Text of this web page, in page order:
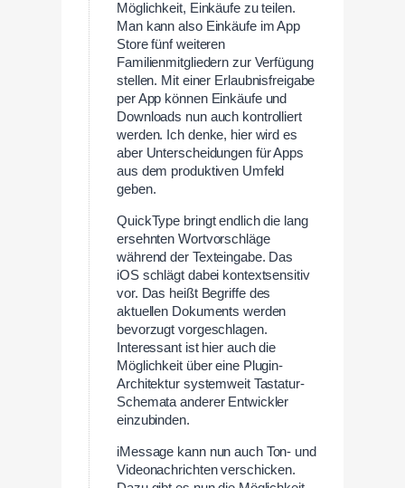
Möglichkeit, Einkäufe zu teilen.
Man kann also Einkäufe im App
Store fünf weiteren
Familienmitgliedern zur Verfügung
stellen. Mit einer Erlaubnisfreigabe
per App können Einkäufe und
Downloads nun auch kontrolliert
werden. Ich denke, hier wird es
aber Unterscheidungen für Apps
aus dem produktiven Umfeld
geben.
QuickType bringt endlich die lang
ersehnten Wortvorschläge
während der Texteingabe. Das
iOS schlägt dabei kontextsensitiv
vor. Das heißt Begriffe des
aktuellen Dokuments werden
bevorzugt vorgeschlagen.
Interessant ist hier auch die
Möglichkeit über eine Plugin-
Architektur systemweit Tastatur-
Schemata anderer Entwickler
einzubinden.
iMessage kann nun auch Ton- und
Videonachrichten verschicken.